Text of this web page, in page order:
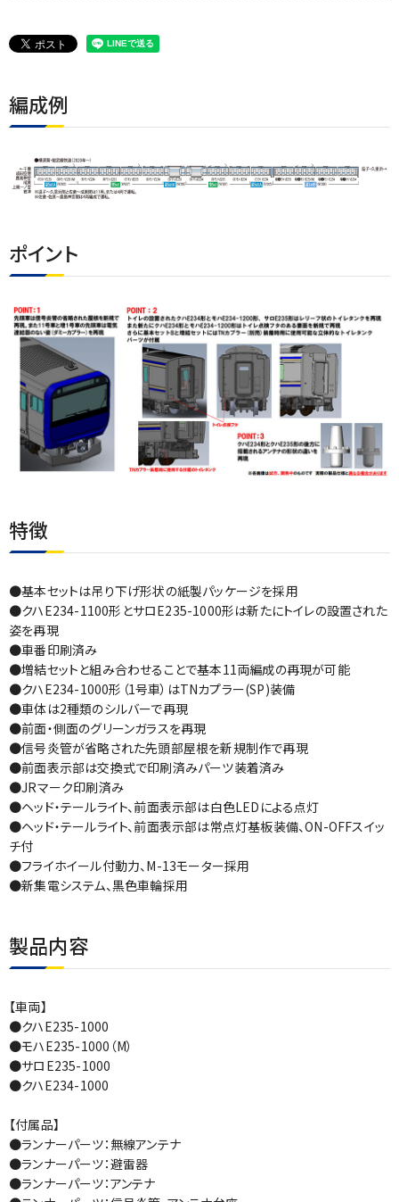
編成例
ポイント
特徴
●基本セットは吊り下げ形状の紙製パッケージを採用
●クハE234-1100形とサロE235-1000形は新たにトイレの設置された
姿を再現
●車番印刷済み
●増結セットと組み合わせることで基本11両編成の再現が可能
●クハE234-1000形（1号車）はTNカプラー(SP)装備
●車体は2種類のシルバーで再現
●前面・側面のグリーンガラスを再現
●信号炎管が省略された先頭部屋根を新規制作で再現
●前面表示部は交換式で印刷済みパーツ装着済み
●JRマーク印刷済み
●ヘッド・テールライト、前面表示部は白色LEDによる点灯
●ヘッド・テールライト、前面表示部は常点灯基板装備、ON-OFFスイッ
チ付
●フライホイール付動力、M-13モーター採用
●新集電システム、黒色車輪採用
製品内容
【車両】
●クハE235-1000
●モハE235-1000（M）
●サロE235-1000
●クハE234-1000
【付属品】
●ランナーパーツ：無線アンテナ
●ランナーパーツ：避雷器
●ランナーパーツ：アンテナ